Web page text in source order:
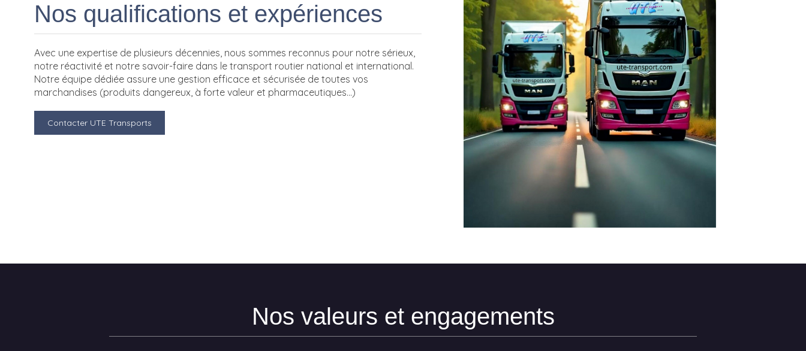
Nos qualifications et expériences
Avec une expertise de plusieurs décennies, nous sommes reconnus pour notre sérieux,
notre réactivité et notre savoir-faire dans le transport routier national et international.
Notre équipe dédiée assure une gestion efficace et sécurisée de toutes vos
marchandises (produits dangereux, à forte valeur et pharmaceutiques...)
Contacter UTE Transports
Nos valeurs et engagements